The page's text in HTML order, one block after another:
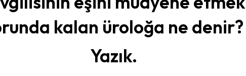
kalan üroloğa ne denir?
Yazık.